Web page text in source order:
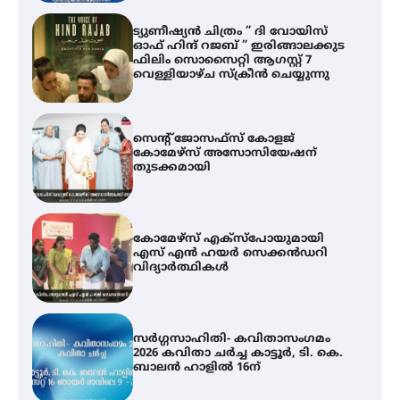
സെന്റ് ജോസഫ്സ് കോളജ്
കോമേഴ്‌സ് അസോസിയേഷന്
തുടക്കമായി
കോമേഴ്സ് എക്സ്പോയുമായി
എസ് എൻ ഹയർ സെക്കൻഡറി
വിദ്യാർത്ഥികൾ
സർഗ്ഗസാഹിതി- കവിതാസംഗമം
2026 കവിതാ ചർച്ച കാട്ടൂർ, ടി. കെ.
ബാലൻ ഹാളിൽ 16ന്
ശക്തമായ മഴ തുടരുന്നു – തൃശൂർ
ജില്ലയിൽ എല്ലാ വിദ്യാഭ്യാസ
സ്ഥാപനങ്ങൾക്കും ശനിയാഴ്ച
അവധി